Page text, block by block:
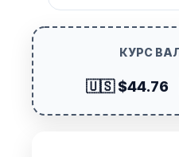
КУРС
🇺🇸 $44.76